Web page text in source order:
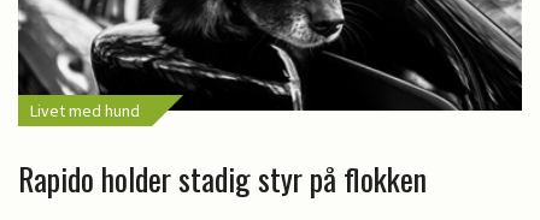
Livet med hund
Rapido holder stadig styr på flokken